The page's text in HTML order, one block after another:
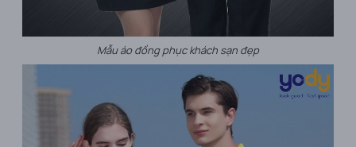
Mẫu áo đồng phục khách sạn đẹp